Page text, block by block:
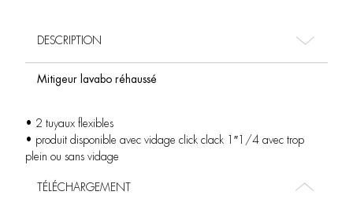
DESCRIPTION
Mitigeur lavabo réhaussé
• 2 tuyaux flexibles
• produit disponible avec vidage click clack 1″1/4 avec trop
plein ou sans vidage
TÉLÉCHARGEMENT